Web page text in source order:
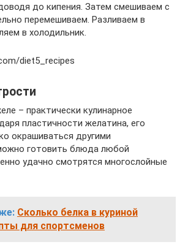
до кипения. Затем смешиваем с
перемешиваем. Разливаем в
в холодильник.
diet5_recipes
– практически кулинарное
пластичности желатина, его
окрашиваться другими
готовить блюда любой
удачно смотрятся многослойные
Сколько белка в куриной
для спортсменов